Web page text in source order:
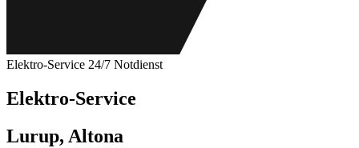
Elektro-Service 24/7 Notdienst
Elektro-Service
Lurup, Altona